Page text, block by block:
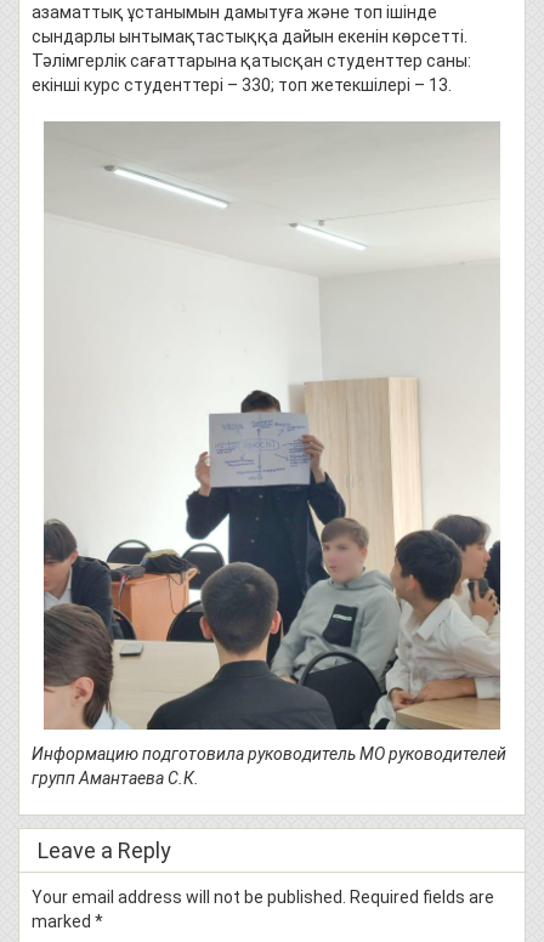
азаматтық ұстанымын дамытуға және топ ішінде
сындарлы ынтымақтастыққа дайын екенін көрсетті.
Тәлімгерлік сағаттарына қатысқан студенттер саны:
екінші курс студенттері – 330; топ жетекшілері – 13.
Информацию подготовила руководитель МО руководителей
групп Амантаева С.К.
Leave a Reply
Your email address will not be published. Required fields are
marked *